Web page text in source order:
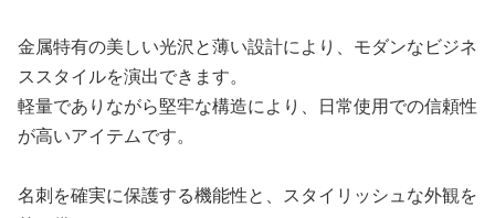
金属特有の美しい光沢と薄い設計により、モダンなビジネ
ススタイルを演出できます。
軽量でありながら堅牢な構造により、日常使用での信頼性
が高いアイテムです。
名刺を確実に保護する機能性と、スタイリッシュな外観を